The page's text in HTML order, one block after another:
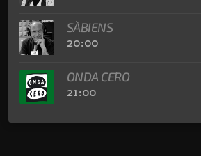
SÀBIENS
20:00
ONDA CERO
21:00